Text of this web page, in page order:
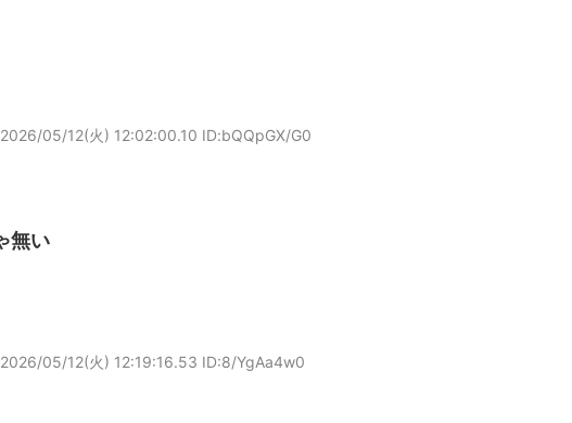
2026/05/12(火) 12:02:00.10 ID:bQQpGX/G0
無い
2026/05/12(火) 12:19:16.53 ID:8/YgAa4w0